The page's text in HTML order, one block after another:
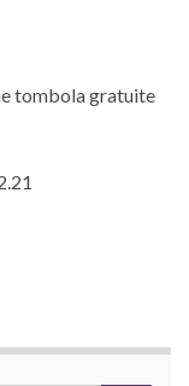
tombola gratuite